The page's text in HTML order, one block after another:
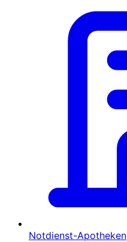
Notdienst-Apotheken